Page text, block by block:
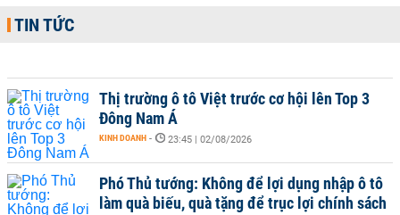
TIN TỨC
Thị trường ô tô Việt trước cơ hội lên Top 3
Đông Nam Á
KINH DOANH - 23:45 | 02/08/2026
Phó Thủ tướng: Không để lợi dụng nhập ô tô
làm quà biếu, quà tặng để trục lợi chính sách